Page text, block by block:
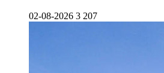
02-08-2026 3 207